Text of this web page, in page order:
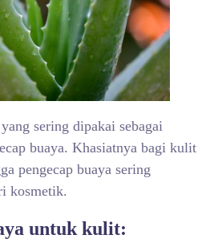
sering dipakai sebagai
buaya. Khasiatnya bagi kulit
pengecap buaya sering
kosmetik.
untuk kulit: